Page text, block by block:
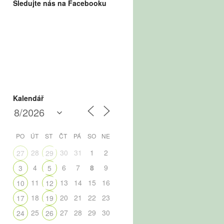
Sledujte nás na Facebooku
Kalendář
PO ÚT ST ČT PÁ SO NE
27 28 29 30 31 1
2
3
4 5 6 7 8
9
10
11 12 13 14 15
16
17
18 19 20 21 22
23
24
25 26 27 28 29
30